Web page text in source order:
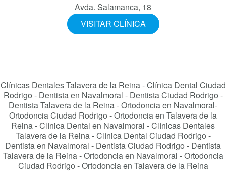
Avda. Salamanca, 18
VISITAR CLÍNICA
Clínicas Dentales Talavera de la Reina - Clínica Dental Ciudad
Rodrigo - Dentista en Navalmoral - Dentista Ciudad Rodrigo -
Dentista Talavera de la Reina - Ortodoncia en Navalmoral-
Ortodoncia Ciudad Rodrigo - Ortodoncia en Talavera de la
Reina - Clínica Dental en Navalmoral - Clínicas Dentales
Talavera de la Reina - Clínica Dental Ciudad Rodrigo -
Dentista en Navalmoral - Dentista Ciudad Rodrigo - Dentista
Talavera de la Reina - Ortodoncia en Navalmoral - Ortodoncia
Ciudad Rodrigo - Ortodoncia en Talavera de la Reina